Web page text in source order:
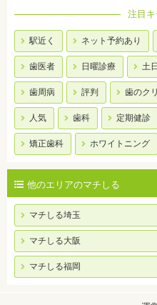
注目
駅近く ネット予約あり
歯医者 日曜診療 土
歯周病 評判 歯のク
人気 歯科 定期健診
矯正歯科 ホワイトニング
他のエリアのマチしる
マチしる埼玉
マチしる大阪
マチしる福岡